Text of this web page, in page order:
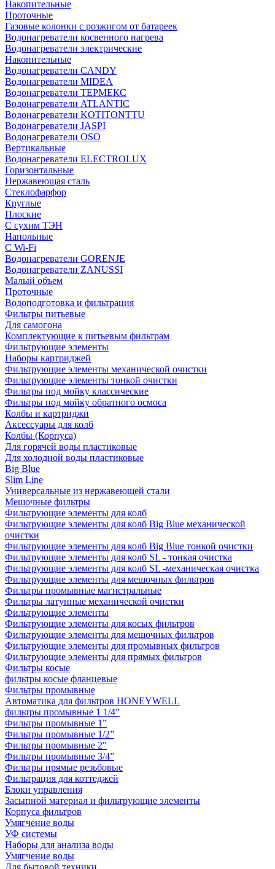
Накопительные
Проточные
Газовые колонки с розжигом от батареек
Водонагреватели косвенного нагрева
Водонагреватели электрические
Накопительные
Водонагреватели CANDY
Водонагреватели MIDEA
Водонагреватели ТЕРМЕКС
Водонагреватели ATLANTIC
Водонагреватели KOTITONTTU
Водонагреватели JASPI
Водонагреватели OSO
Вертикальные
Водонагреватели ELECTROLUX
Горизонтальные
Нержавеющая сталь
Стеклофарфор
Круглые
Плоские
С сухим ТЭН
Напольные
С Wi-Fi
Водонагреватели GORENJE
Водонагреватели ZANUSSI
Малый объем
Проточные
Водоподготовка и фильтрация
Фильтры питьевые
Для самогона
Комплектующие к питьевым фильтрам
Фильтрующие элементы
Наборы картриджей
Фильтрующие элементы механической очистки
Фильтрующие элементы тонкой очистки
Фильтры под мойку классические
Фильтры под мойку обратного осмоса
Колбы и картриджи
Аксессуары для колб
Колбы (Корпуса)
Для горячей воды пластиковые
Для холодной воды пластиковые
Big Blue
Slim Line
Универсальные из нержавеющей стали
Мешочные фильтры
Фильтрующие элементы для колб
Фильтрующие элементы для колб Big Blue механической
очистки
Фильтрующие элементы для колб Big Blue тонкой очистки
Фильтрующие элементы для колб SL - тонкая очистка
Фильтрующие элементы для колб SL -механическая очистка
Фильтрующие элементы для мешочных фильтров
Фильтры промывные магистральные
Фильтры латунные механической очистки
Фильтрующие элементы
Фильтрующие элементы для косых фильтров
Фильтрующие элементы для мешочных фильтров
Фильтрующие элементы для промывных фильтров
Фильтрующие элементы для прямых фильтров
Фильтры косые
фильтры косые фланцевые
Фильтры промывные
Автоматика для фильтров HONEYWELL
фильтры промывные 1 1/4”
Фильтры промывные 1”
Фильтры промывные 1/2”
Фильтры промывные 2"
Фильтры промывные 3/4”
Фильтры прямые резьбовые
Фильтрация для коттеджей
Блоки управления
Засыпной материал и фильтрующие элементы
Корпуса фильтров
Умягчение воды
УФ системы
Наборы для анализа воды
Умягчение воды
Для бытовой техники